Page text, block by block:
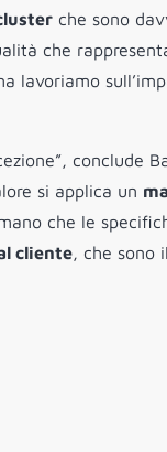
che sono
che
lavoriamo
conclude
si applica un
che le
cliente, che sono